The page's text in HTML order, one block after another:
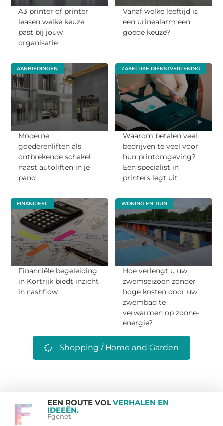
A3 printer of printer
leasen welke keuze
past bij jouw
organisatie
Vanaf welke leeftijd is
een urinealarm een
goede keuze?
AANBIEDINGEN
Moderne
goederenliften als
ontbrekende schakel
naast autoliften in je
pand
ZAKELIJKE DIENSTVERLENING
Waarom betalen veel
bedrijven te veel voor
hun printomgeving?
Een specialist in
printers legt uit
FINANCIEEL
Financiële begeleiding
in Kortrijk biedt inzicht
in cashflow
WONING EN TUIN
Hoe verlengt u uw
zwemseizoen zonder
hoge kosten door uw
zwembad te
verwarmen op zonne-
energie?
Shopping / Home and Garden
EEN ROUTE VOL VERHALEN EN
IDEEËN.
Fgenet